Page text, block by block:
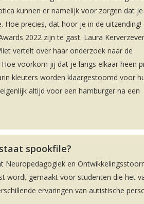
kunnen er namelijk voor zorgen dat je
Hoe precies, dat hoor je in de uitzending!
2022 zijn te gast. Laura
vertelt over haar onderzoek naar de
voorkom jij dat je langs elkaar heen
kleuters worden klaargestoomd voor
altijd voor een hamburger na een
spookfile?
Neuropedagogiek en
wordt gemaakt voor studenten die het
ervaringen van autistische